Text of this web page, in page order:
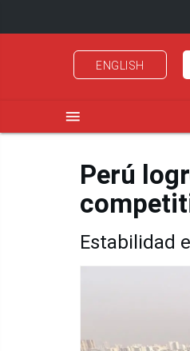
ENGLISH
menu
Perú
Estabilidad